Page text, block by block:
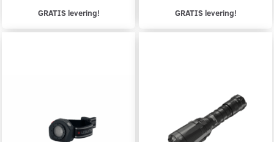
GRATIS levering! GRATIS levering!